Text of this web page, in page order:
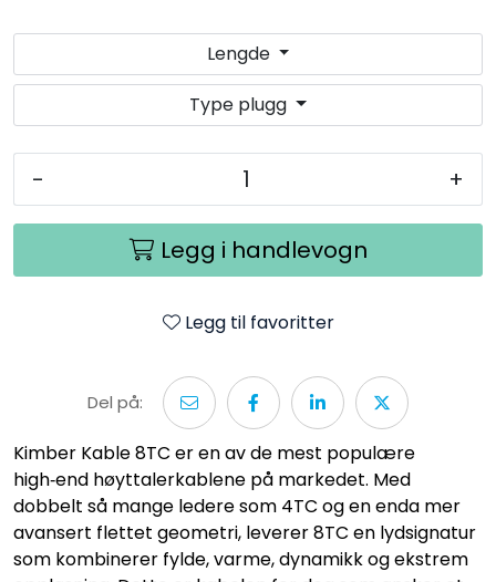
Lengde
Type plugg
- +
Legg i handlevogn
Legg til favoritter
Del på:
Kimber Kable 8TC er en av de mest populære
high‑end høyttalerkablene på markedet. Med
dobbelt så mange ledere som 4TC og en enda mer
avansert flettet geometri, leverer 8TC en lydsignatur
som kombinerer fylde, varme, dynamikk og ekstrem